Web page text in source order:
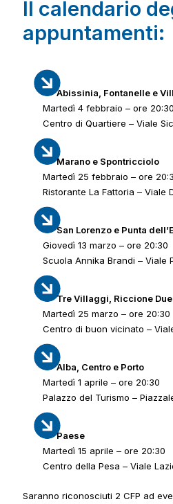
Il calendario
appuntamenti:
Abissinia, Fontanelle e
Martedì 4 febbraio – ore 20:30
Centro di Quartiere – Viale
Marano e Spontricciolo
Martedì 25 febbraio – ore
Ristorante La Fattoria – Viale
San Lorenzo e Punta
Giovedì 13 marzo – ore 20:30
Scuola Annika Brandi – Viale
Tre Villaggi, Riccione
Martedì 25 marzo – ore 20:30
Centro di buon vicinato –
Alba, Centro e Porto
Martedì 1 aprile – ore 20:30
Palazzo del Turismo –
Paese
Martedì 15 aprile – ore 20:30
Centro della Pesa – Viale
Saranno riconosciuti 2 CFP ad